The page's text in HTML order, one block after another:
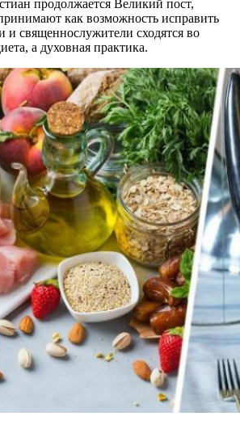
продолжается Великий пост,
как возможность исправить
и священнослужители сходятся во
а духовная практика.